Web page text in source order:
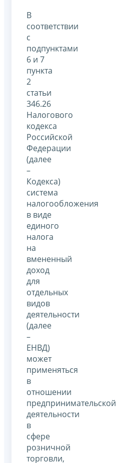
В
соответствии
с
подпунктами
6 и 7
пункта
2
статьи
346.26
Налогового
кодекса
Российской
Федерации
(далее
–
Кодекса)
система
налогообложения
в виде
единого
налога
на
вмененный
доход
для
отдельных
видов
деятельности
(далее
–
ЕНВД)
может
применяться
в
отношении
предпринимательской
деятельности
в
сфере
розничной
торговли,